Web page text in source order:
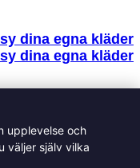
upplevelse och
väljer själv vilka